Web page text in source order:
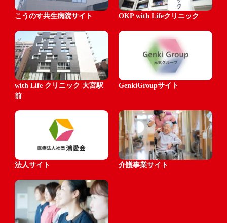
こうのす共生病院サイト OKP with Lifeクリニック
with Life クリニック 大宮駅
前
GenkiGroupサイト
法人サイト 介護事業サイト